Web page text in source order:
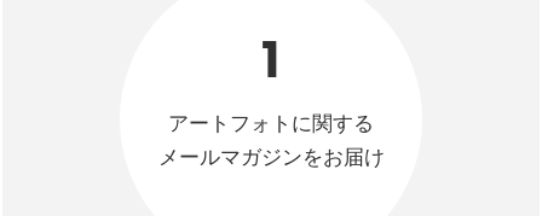
1
アートフォトに関する
メールマガジンをお届け